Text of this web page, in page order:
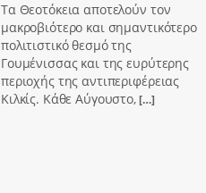
Τα Θεοτόκεια αποτελούν τον
μακροβιότερο και σημαντικότερο
πολιτιστικό θεσμό της
Γουμένισσας και της ευρύτερης
περιοχής της αντιπεριφέρειας
Κιλκίς. Κάθε Αύγουστο,[…]